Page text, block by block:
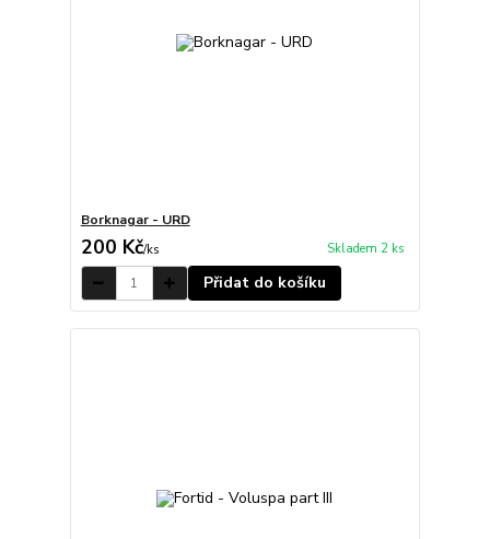
Borknagar - URD
200 Kč/ks Skladem 2 ks
Přidat do košíku